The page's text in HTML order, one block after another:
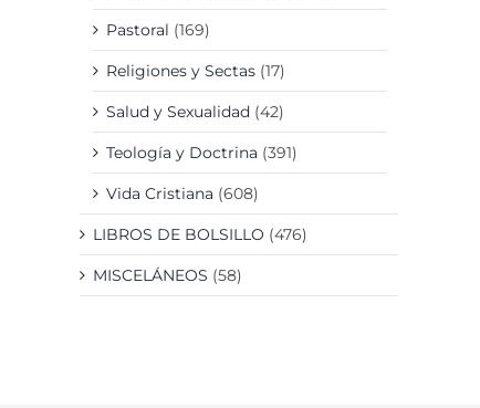
Pastoral (169)
Religiones y Sectas (17)
Salud y Sexualidad (42)
Teología y Doctrina (391)
Vida Cristiana (608)
LIBROS DE BOLSILLO (476)
MISCELÁNEOS (58)